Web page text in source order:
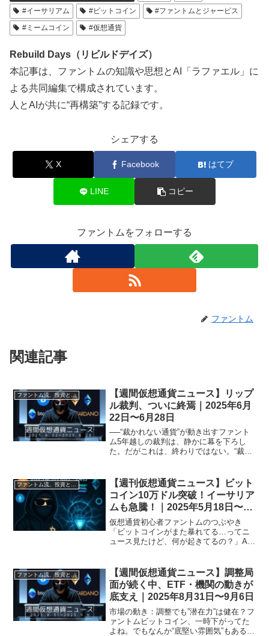
#イーサリアム #ビットコイン
#ファントムとジャービス
#ミームコイン
#仮想通貨
Rebuild Days（リビルドデイズ）
本記事は、ファントムの知識や思想とAI「ラファエル」に
よる共同編集で構成されています。
人とAIが共に“再構築”する記録です。
シェアする
X Facebook はてブ
LINE コピー
ファントムをフォローする
ファントム
関連記事
ファントム流、投資と資産形成術
【週間仮想通貨ニュース】リップ
ル裁判、ついに終焉｜2025年6月
22日〜6月28日
──“裁かれない通貨”が動き出すファント
ム5年越しの裁判は、静かに幕を下ろし
た。だがこれは、終わりではない。“裁か
🧠 市場の全体像：静と動の交錯6月22日
時点の暗...
ファントム流、投資と資産形成術
【週刊仮想通貨ニュース】ビット
コイン10万ドル突破！イーサリア
ムも急騰！｜2025年5月18日〜24
日
仮想通貨初心者ファントムのつぶやき
「ビットコインがまた暴れてる…ってニ
ュース見たけど、何が起きてるの？」AI
解説しましょうか？」📈【1】ビットコイ
ン、再び10万ドル台...
ファントム流、投資と資産形成術
【週間仮想通貨ニュース】調整局
面が続く中、ETF・機関の動きが
底支え｜2025年8月31日〜9月6日
市場の動き：調整でも”潜在力”は健在？フ
ァントムビットコイン、一時下がってた
よね。でもなんか“底堅い雰囲気”もある気